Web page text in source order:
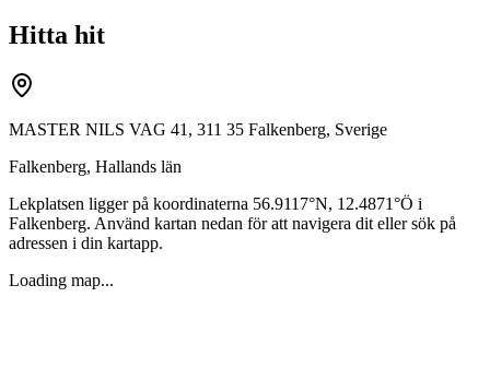
Hitta hit
MASTER NILS VAG 41, 311 35 Falkenberg, Sverige
Falkenberg, Hallands län
Lekplatsen ligger på koordinaterna 56.9117°N, 12.4871°Ö i
Falkenberg. Använd kartan nedan för att navigera dit eller sök på
adressen i din kartapp.
Loading map...